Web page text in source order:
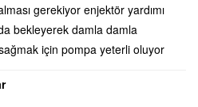
gerekiyor enjektör yardımı
bekleyerek damla damla
için pompa yeterli oluyor